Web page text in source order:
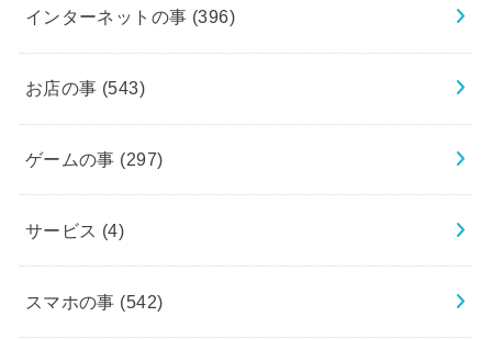
インターネットの事 (396)
お店の事 (543)
ゲームの事 (297)
サービス (4)
スマホの事 (542)